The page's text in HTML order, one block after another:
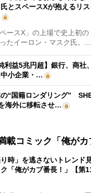
とスペースXが抱えるリ
ースX」の上場で史上初の
たイーロン・マスク氏。…
利益5兆円超】銀行、商社
小企業・…
“国籍ロンダリング”
海外に移転させ…
載コミック「俺がカ
り時」を逃さないトレン
「俺がカブ番長！」【第